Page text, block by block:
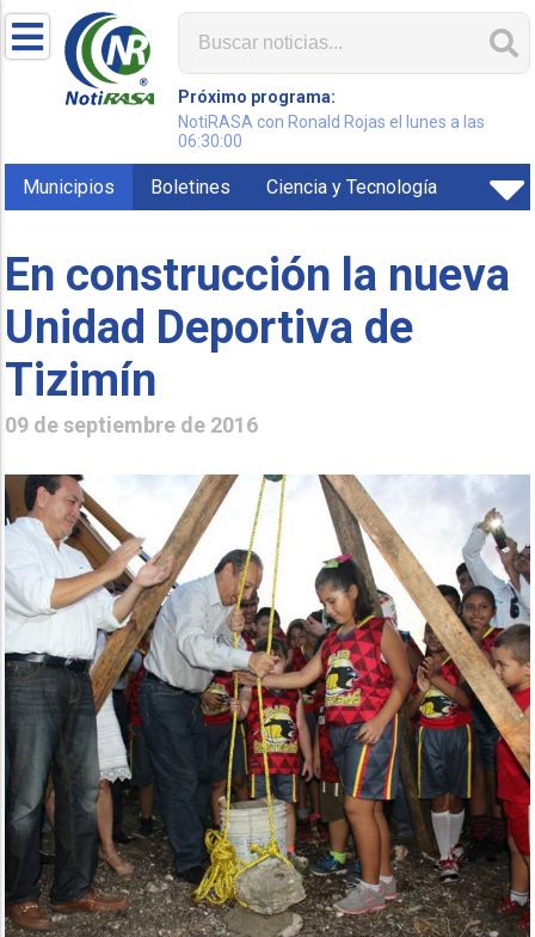
Próximo programa:
NotiRASA con Ronald Rojas el lunes a las
06:30:00
Municipios Boletines Ciencia y Tecnología
En construcción la nueva
Unidad Deportiva de
Tizimín
09 de septiembre de 2016